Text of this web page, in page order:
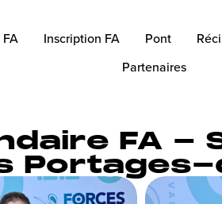
Inscription FA Pont
Partenaires
FA -